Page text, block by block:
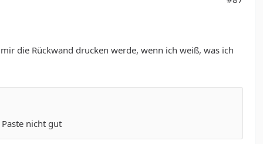
die Rückwand drucken werde, wenn ich weiß, was ich
nicht gut